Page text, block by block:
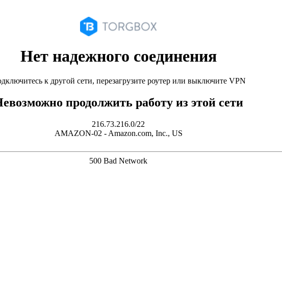
Нет надежного соединения
к другой сети, перезагрузите роутер или выключите VPN
продолжить работу из этой сети
216.73.216.0/22
AMAZON-02 - Amazon.com, Inc., US
500 Bad Network